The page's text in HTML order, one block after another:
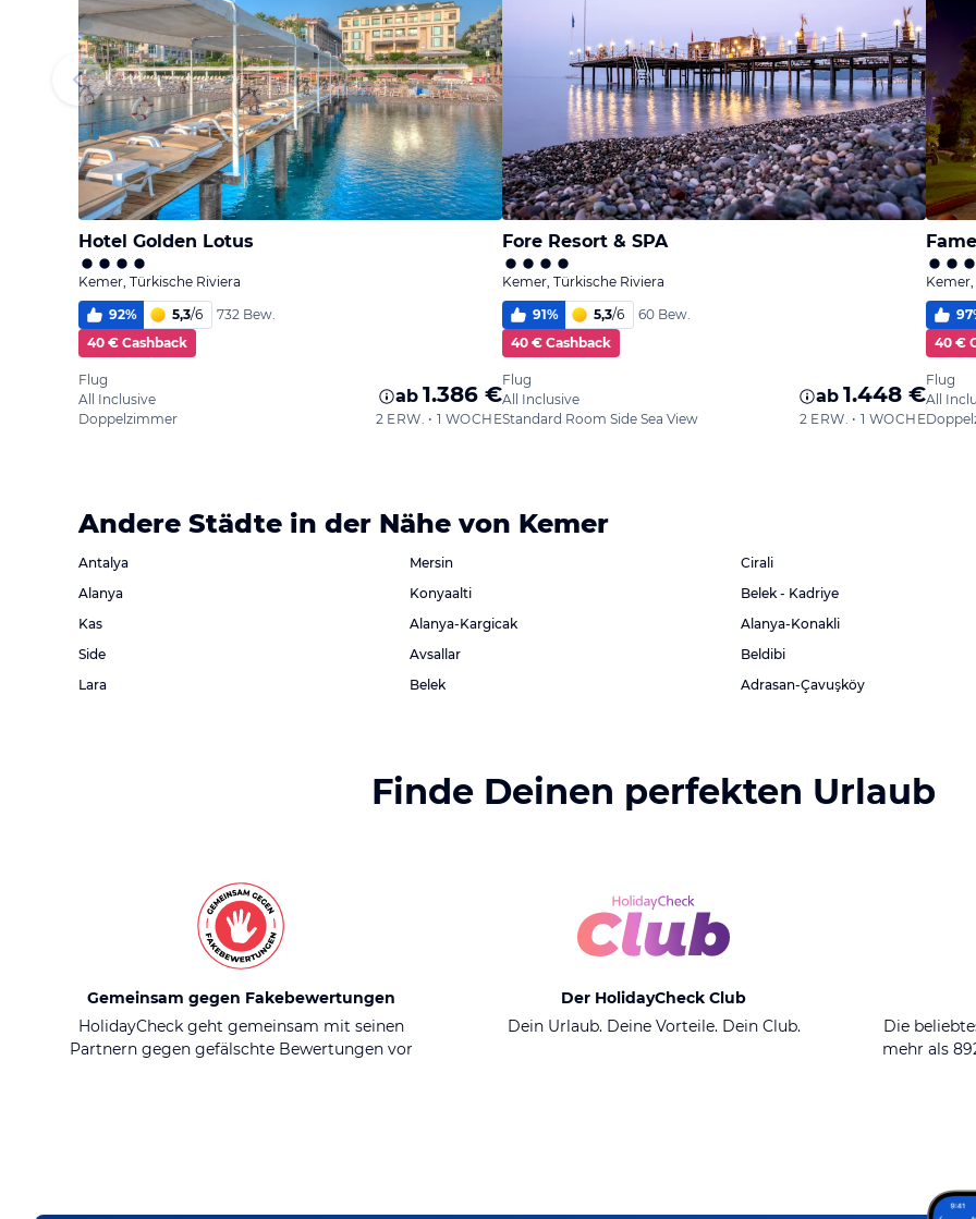
Hotel Golden Lotus
Kemer, Türkische Riviera
92% 5,3/6
732 Bew.
40 € Cashback
Flug
All Inclusive
Doppelzimmer
ab 1.386 €
2 ERW. • 1 WOCHE
Fore Resort & SPA
Kemer, Türkische Riviera
91% 5,3/6
60 Bew.
40 € Cashback
Flug
All Inclusive
Standard Room Side Sea View
ab 1.448 €
2 ERW. • 1 WOCHE
97
40 €
Flug
All
Andere Städte in der Nähe von Kemer
Antalya
Alanya
Kas
Side
Lara
Mersin
Konyaalti
Alanya-Kargicak
Avsallar
Belek
Cirali
Belek - Kadriye
Alanya-Konakli
Beldibi
Adrasan-Çavuşköy
Finde Deinen perfekten Urlaub
Gemeinsam gegen Fakebewertungen
HolidayCheck geht gemeinsam mit seinen
Partnern gegen gefälschte Bewertungen vor
Der HolidayCheck Club
Dein Urlaub. Deine Vorteile. Dein Club.
Die
mehr als